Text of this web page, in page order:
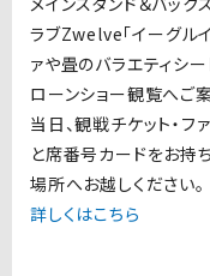
ラブZwelve「イーグル
ァや畳のバラエティシ
ローンショー観覧へご
当日、観戦チケット・
と席番号カードをお持
場所へお越しください。
詳しくはこちら